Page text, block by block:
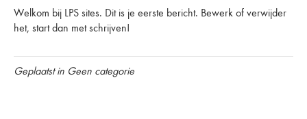
Welkom bij LPS sites. Dit is je eerste bericht. Bewerk of verwijder
het, start dan met schrijven!
Geplaatst in Geen categorie